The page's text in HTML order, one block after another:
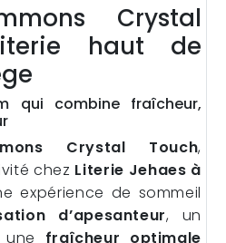
Crystal
haut de
qui combine fraîcheur,
Crystal Touch,
chez Literie Jehaes à
expérience de sommeil
d’apesanteur, un
fraîcheur optimale